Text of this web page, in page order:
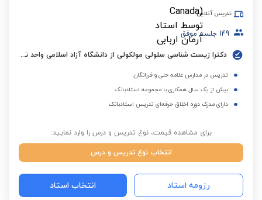
تدریس آنلاین
149 جلسه موفق
دکترا زیست شناسی سلولی مولکولی از دانشگاه آزاد اسلامی واحد تهران شمال
تدریس در مدارس علامه حلی و فرزانگان
بیش از یک سال همکاری با مجموعه استادبانک
دارای مدرک دوره اخلاق حرفه‌ای تدریس استادبانک
برای مشاهده قیمت، نوع تدریس و درس را وارد نمایید:
انتخاب نوع تدریس و درس
رزومه استاد انتخاب استاد